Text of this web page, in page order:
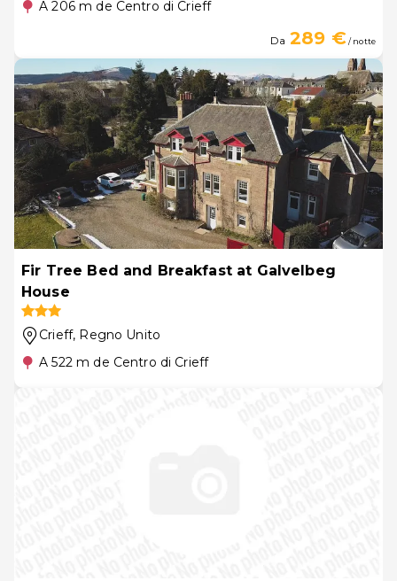
A 206 m de Centro di Crieff
Da 289 €/ notte
Fir Tree Bed and Breakfast at Galvelbeg
House
Crieff, Regno Unito
A 522 m de Centro di Crieff